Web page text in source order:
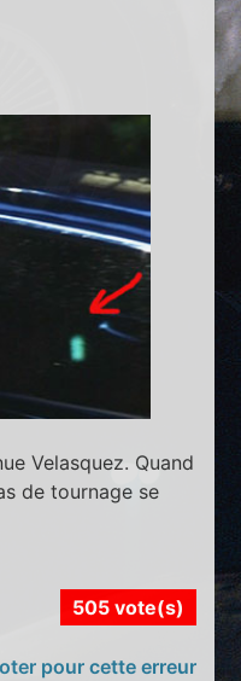
Velasquez. Quand
de tournage se
505 vote(s)
pour cette erreur